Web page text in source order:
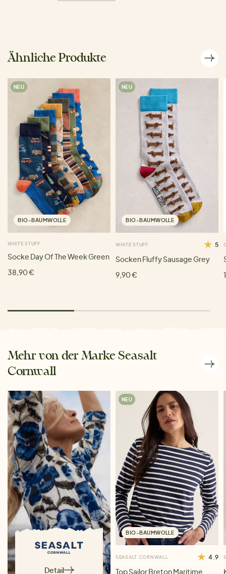
Ähnliche Produkte
NEU
BIO-BAUMWOLLE
WHITE STUFF
Socke Day Of The Week Green
38,90 €
NEU
BIO-BAUMWOLLE
WHITE STUFF 5
Socken Fluffy Sausage Grey
9,90 €
Mehr von der Marke Seasalt
Cornwall
Detail
NEU
BIO-BAUMWOLLE
SEASALT CORNWALL 4.9
Top Sailor Breton Maritime